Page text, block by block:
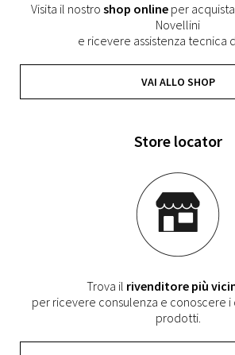
Visita il nostro shop onlineper
Novellini
e ricevere assistenza tecnica
VAI ALLO SHOP
Store locator
Trova il rivenditore più
per ricevere consulenza e conoscere
prodotti.